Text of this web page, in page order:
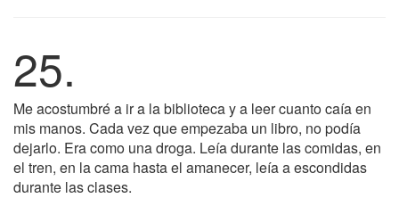
25.
Me acostumbré a ir a la biblioteca y a leer cuanto caía en
mis manos. Cada vez que empezaba un libro, no podía
dejarlo. Era como una droga. Leía durante las comidas, en
el tren, en la cama hasta el amanecer, leía a escondidas
durante las clases.